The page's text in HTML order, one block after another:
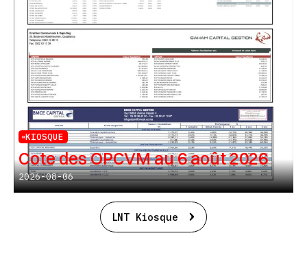
KIOSQUE
Cote des OPCVM au 6 août 2026
2026-08-06
LNT Kiosque